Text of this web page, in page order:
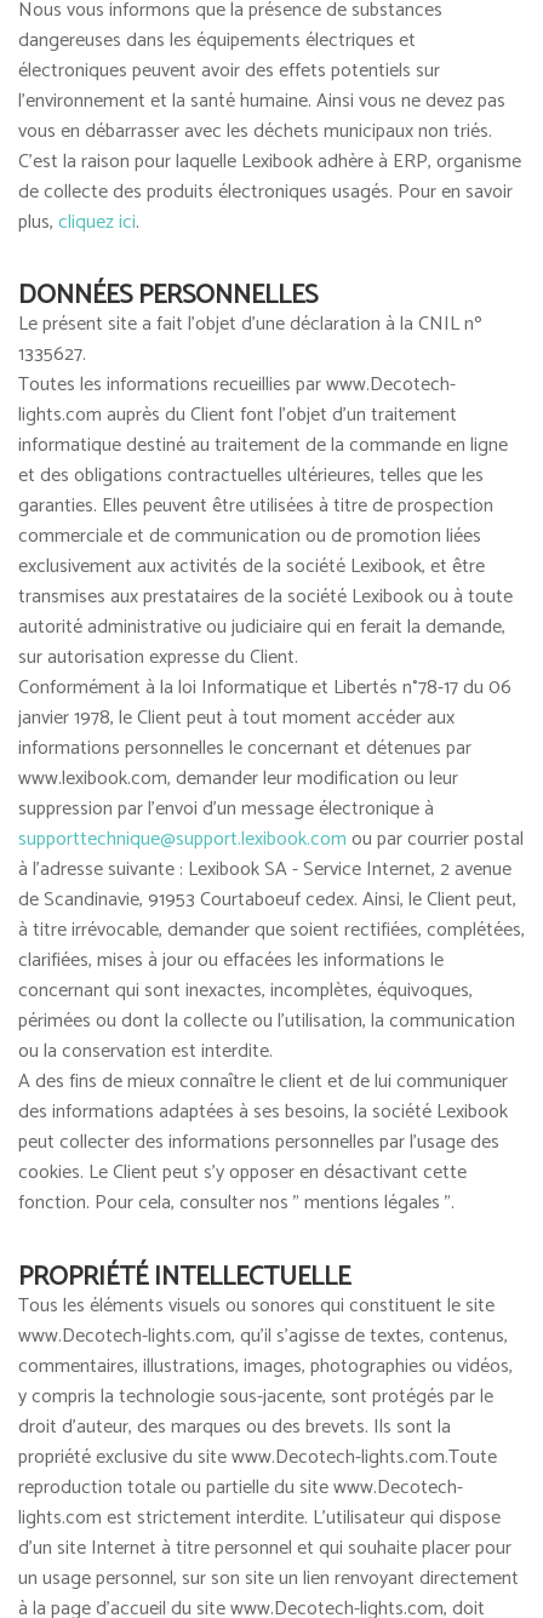
Nous vous informons que la présence de substances
dangereuses dans les équipements électriques et
électroniques peuvent avoir des effets potentiels sur
l'environnement et la santé humaine. Ainsi vous ne devez pas
vous en débarrasser avec les déchets municipaux non triés.
C'est la raison pour laquelle Lexibook adhère à ERP, organisme
de collecte des produits électroniques usagés. Pour en savoir
plus,cliquez ici.
DONNÉES PERSONNELLES
Le présent site a fait l'objet d'une déclaration à la CNIL nº
1335627.
Toutes les informations recueillies par www.Decotech-
lights.com auprès du Client font l'objet d'un traitement
informatique destiné au traitement de la commande en ligne
et des obligations contractuelles ultérieures, telles que les
garanties. Elles peuvent être utilisées à titre de prospection
commerciale et de communication ou de promotion liées
exclusivement aux activités de la société Lexibook, et être
transmises aux prestataires de la société Lexibook ou à toute
autorité administrative ou judiciaire qui en ferait la demande,
sur autorisation expresse du Client.
Conformément à la loi Informatique et Libertés n°78-17 du 06
janvier 1978, le Client peut à tout moment accéder aux
informations personnelles le concernant et détenues par
www.lexibook.com, demander leur modification ou leur
suppression par l'envoi d'un message électronique à
supporttechnique@support.lexibook.comou par courrier postal
à l'adresse suivante : Lexibook SA - Service Internet, 2 avenue
de Scandinavie, 91953 Courtaboeuf cedex. Ainsi, le Client peut,
à titre irrévocable, demander que soient rectifiées, complétées,
clarifiées, mises à jour ou effacées les informations le
concernant qui sont inexactes, incomplètes, équivoques,
périmées ou dont la collecte ou l'utilisation, la communication
ou la conservation est interdite.
A des fins de mieux connaître le client et de lui communiquer
des informations adaptées à ses besoins, la société Lexibook
peut collecter des informations personnelles par l'usage des
cookies. Le Client peut s'y opposer en désactivant cette
fonction. Pour cela, consulter nos " mentions légales ".
PROPRIÉTÉ INTELLECTUELLE
Tous les éléments visuels ou sonores qui constituent le site
www.Decotech-lights.com, qu'il s'agisse de textes, contenus,
commentaires, illustrations, images, photographies ou vidéos,
y compris la technologie sous-jacente, sont protégés par le
droit d'auteur, des marques ou des brevets. Ils sont la
propriété exclusive du site www.Decotech-lights.com.Toute
reproduction totale ou partielle du site www.Decotech-
lights.com est strictement interdite. L'utilisateur qui dispose
d'un site Internet à titre personnel et qui souhaite placer pour
un usage personnel, sur son site un lien renvoyant directement
à la page d'accueil du site www.Decotech-lights.com, doit